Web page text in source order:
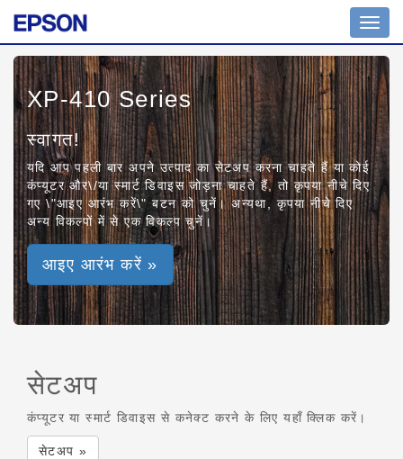
XP-410 Series
स्वागत!
यदि आप पहली बार अपने उत्पाद का सेटअप करना चाहते हैं या कोई
कंप्यूटर और\/या स्मार्ट डिवाइस जोड़ना चाहते हैं, तो कृपया नीचे दिए
गए \"आइए आरंभ करें\" बटन को चुनें। अन्यथा, कृपया नीचे दिए
अन्य विकल्पों में से एक विकल्प चुनें।
आइए आरंभ करें »
सेटअप
कंप्यूटर या स्मार्ट डिवाइस से कनेक्ट करने के लिए यहाँ क्लिक करें।
सेटअप »